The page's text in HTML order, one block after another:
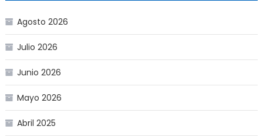
Agosto 2026
Julio 2026
Junio 2026
Mayo 2026
Abril 2025